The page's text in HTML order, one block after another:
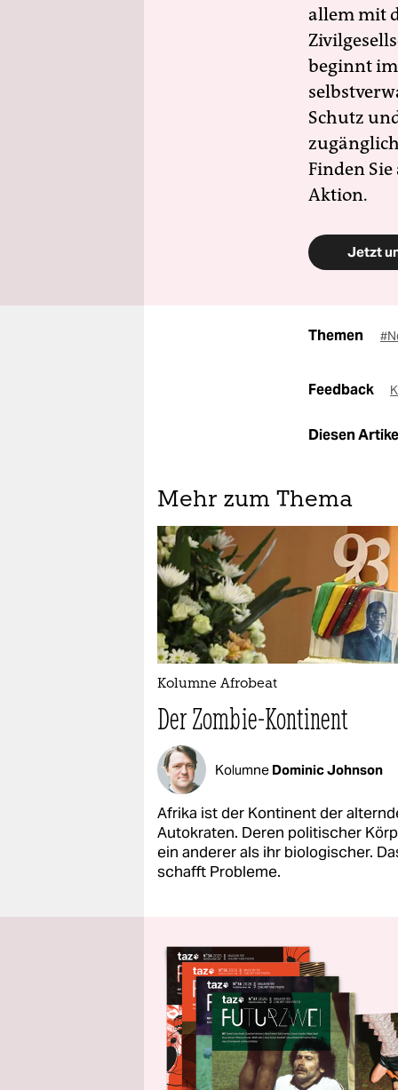
allem mit
beginnt
Schutz
Finden
Aktion.
Jetzt
Themen
Feedback
Diesen
Mehr zum Thema
Kolumne Afrobeat
Der Zombie-Kontinent
Kolumne Dominic Johnson
Afrika ist der Kontinent der
Autokraten. Deren politischer
ein anderer als ihr biologischer.
schafft Probleme.